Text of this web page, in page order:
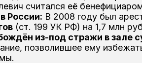
считался её
России: В 2008 году был
(ст. 199 УК РФ) на 1,7 млн
из-под стражи в зале
позволившее ему